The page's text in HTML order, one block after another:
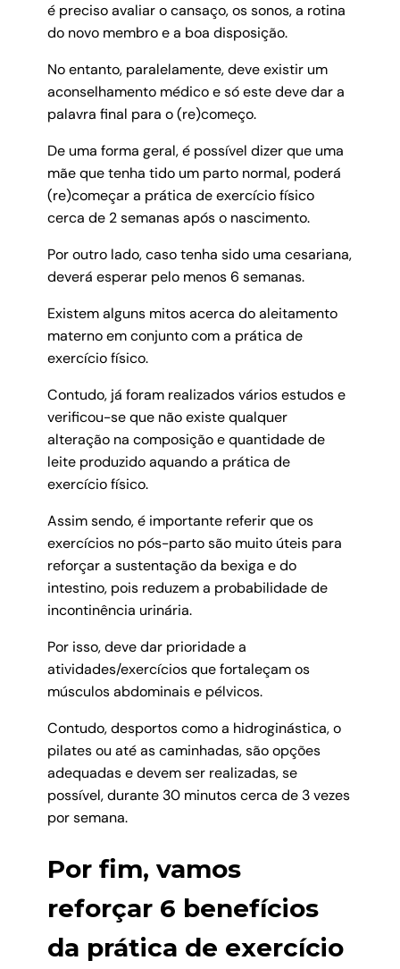
é preciso avaliar o cansaço, os sonos, a rotina
do novo membro e a boa disposição.
No entanto, paralelamente, deve existir um
aconselhamento médico e só este deve dar a
palavra final para o (re)começo.
De uma forma geral, é possível dizer que uma
mãe que tenha tido um parto normal, poderá
(re)começar a prática de exercício físico
cerca de 2 semanas após o nascimento.
Por outro lado, caso tenha sido uma cesariana,
deverá esperar pelo menos 6 semanas.
Existem alguns mitos acerca do aleitamento
materno em conjunto com a prática de
exercício físico.
Contudo, já foram realizados vários estudos e
verificou-se que não existe qualquer
alteração na composição e quantidade de
leite produzido aquando a prática de
exercício físico.
Assim sendo, é importante referir que os
exercícios no pós-parto são muito úteis para
reforçar a sustentação da bexiga e do
intestino, pois reduzem a probabilidade de
incontinência urinária.
Por isso, deve dar prioridade a
atividades/exercícios que fortaleçam os
músculos abdominais e pélvicos.
Contudo, desportos como a hidroginástica, o
pilates ou até as caminhadas, são opções
adequadas e devem ser realizadas, se
possível, durante 30 minutos cerca de 3 vezes
por semana.
Por fim, vamos
reforçar 6 benefícios
da prática de exercício